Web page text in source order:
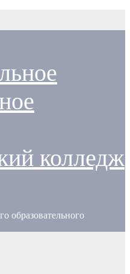
колледж
образовательного